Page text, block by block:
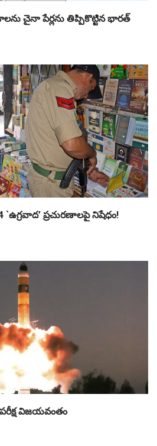
చైనా పేర్లను తిప్పికొట్టిన భారత్
`ఉగ్రవాద’ ప్రచురణాలపై నిషేధం!
విజయవంతం